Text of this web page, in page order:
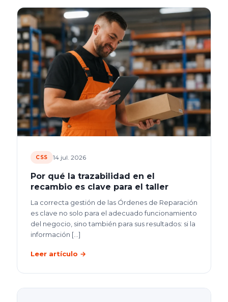
CSS 14 jul. 2026
Por qué la trazabilidad en el
recambio es clave para el taller
La correcta gestión de las Órdenes de Reparación
es clave no solo para el adecuado funcionamiento
del negocio, sino también para sus resultados: si la
información […]
Leer artículo →